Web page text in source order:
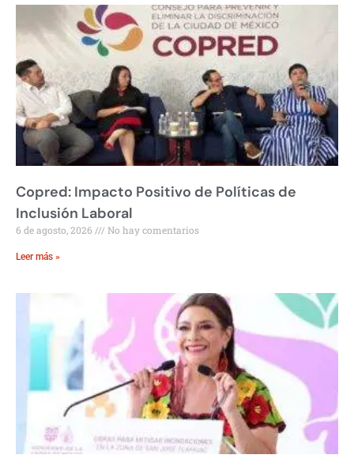
Copred: Impacto Positivo de Políticas de
Inclusión Laboral
6 de agosto, 2026 No hay comentarios
Leer más »